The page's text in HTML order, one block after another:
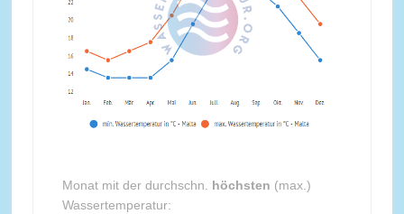
Monat mit der durchschn. höchsten (max.)
Wassertemperatur: